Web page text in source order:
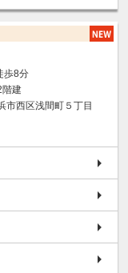
歩8分
階建
市西区浅間町５丁目